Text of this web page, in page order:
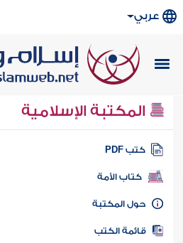
عربي
المكتبة الإسلامية
كتب PDF
كتاب الأمة
المكتبة